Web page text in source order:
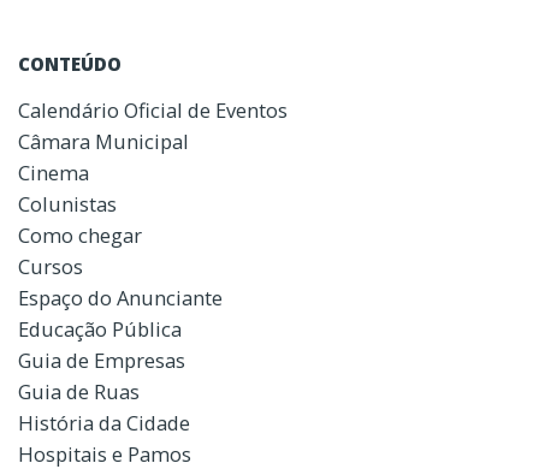
CONTEÚDO
Calendário Oficial de Eventos
Câmara Municipal
Cinema
Colunistas
Como chegar
Cursos
Espaço do Anunciante
Educação Pública
Guia de Empresas
Guia de Ruas
História da Cidade
Hospitais e Pamos